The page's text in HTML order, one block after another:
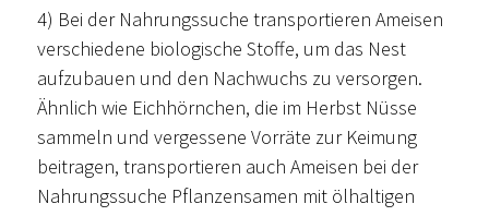
4) Bei der Nahrungssuche transportieren Ameisen
verschiedene biologische Stoffe, um das Nest
aufzubauen und den Nachwuchs zu versorgen.
Ähnlich wie Eichhörnchen, die im Herbst Nüsse
sammeln und vergessene Vorräte zur Keimung
beitragen, transportieren auch Ameisen bei der
Nahrungssuche Pflanzensamen mit ölhaltigen